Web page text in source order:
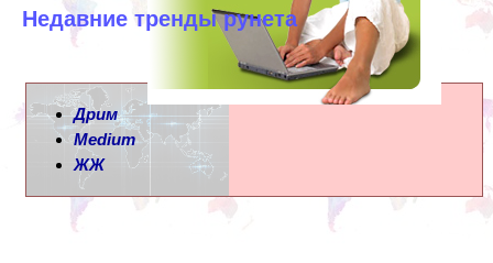
Недавние тренды рунета
Дрим
Medium
ЖЖ